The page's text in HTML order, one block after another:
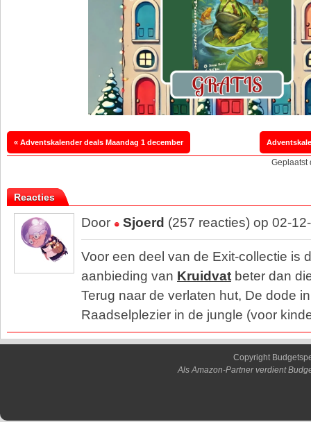
« Adventskalender deals Maandag 1 december
Geplaatst
Reacties
Door Sjoerd (257 reacties) op 02-
Voor een deel van de Exit-collectie is
aanbieding van Kruidvat beter dan
Terug naar de verlaten hut, De dode
Raadselplezier in de jungle (voor
Copyright
Als Amazon-Partner verdient